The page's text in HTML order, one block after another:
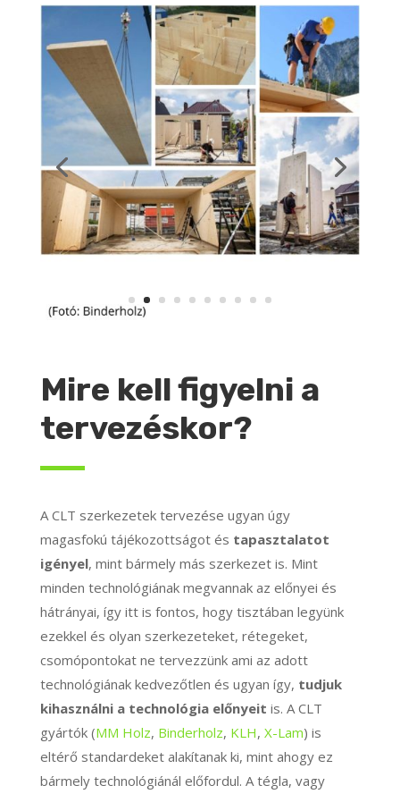
Mire kell figyelni a
tervezéskor?
A CLT szerkezetek tervezése ugyan úgy
magasfokú tájékozottságot és tapasztalatot
igényel, mint bármely más szerkezet is. Mint
minden technológiának megvannak az előnyei és
hátrányai, így itt is fontos, hogy tisztában legyünk
ezekkel és olyan szerkezeteket, rétegeket,
csomópontokat ne tervezzünk ami az adott
technológiának kedvezőtlen és ugyan így, tudjuk
kihasználni a technológia előnyeit is. A CLT
gyártók (MM Holz, Binderholz, KLH, X-Lam) is
eltérő standardeket alakítanak ki, mint ahogy ez
bármely technológiánál előfordul. A tégla, vagy